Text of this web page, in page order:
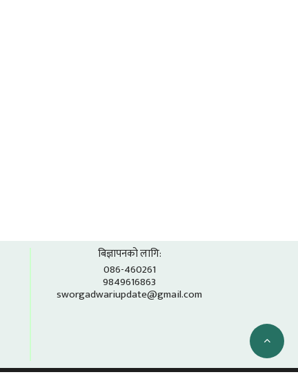
बिज्ञापनको लागि:
086-460261
9849616863
sworgadwariupdate@gmail.com